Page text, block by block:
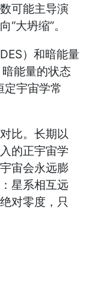
可能主导演
大坍缩”。
）和暗能量
能量的状态
宇宙学常
比。长期以
的正宇宙学
宙会永远膨
星系相互远
对零度，只